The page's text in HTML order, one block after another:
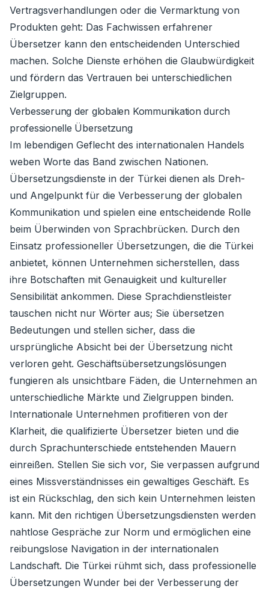
Vertragsverhandlungen oder die Vermarktung von
Produkten geht: Das Fachwissen erfahrener
Übersetzer kann den entscheidenden Unterschied
machen. Solche Dienste erhöhen die Glaubwürdigkeit
und fördern das Vertrauen bei unterschiedlichen
Zielgruppen.
Verbesserung der globalen Kommunikation durch
professionelle Übersetzung
Im lebendigen Geflecht des internationalen Handels
weben Worte das Band zwischen Nationen.
Übersetzungsdienste in der Türkei dienen als Dreh-
und Angelpunkt für die Verbesserung der globalen
Kommunikation und spielen eine entscheidende Rolle
beim Überwinden von Sprachbrücken. Durch den
Einsatz professioneller Übersetzungen, die die Türkei
anbietet, können Unternehmen sicherstellen, dass
ihre Botschaften mit Genauigkeit und kultureller
Sensibilität ankommen. Diese Sprachdienstleister
tauschen nicht nur Wörter aus; Sie übersetzen
Bedeutungen und stellen sicher, dass die
ursprüngliche Absicht bei der Übersetzung nicht
verloren geht. Geschäftsübersetzungslösungen
fungieren als unsichtbare Fäden, die Unternehmen an
unterschiedliche Märkte und Zielgruppen binden.
Internationale Unternehmen profitieren von der
Klarheit, die qualifizierte Übersetzer bieten und die
durch Sprachunterschiede entstehenden Mauern
einreißen. Stellen Sie sich vor, Sie verpassen aufgrund
eines Missverständnisses ein gewaltiges Geschäft. Es
ist ein Rückschlag, den sich kein Unternehmen leisten
kann. Mit den richtigen Übersetzungsdiensten werden
nahtlose Gespräche zur Norm und ermöglichen eine
reibungslose Navigation in der internationalen
Landschaft. Die Türkei rühmt sich, dass professionelle
Übersetzungen Wunder bei der Verbesserung der